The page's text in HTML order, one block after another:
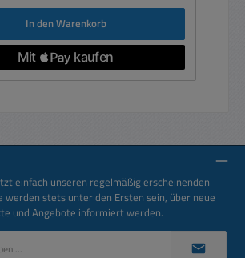
In den Warenkorb
einfach unseren regelmäßig erscheinenden
werden stets unter den Ersten sein, über neue
und Angebote informiert werden.